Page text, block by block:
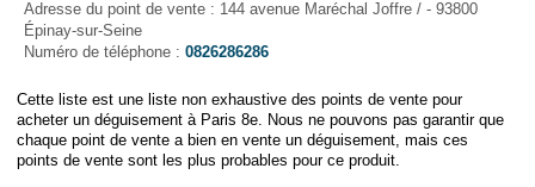
Adresse du point de vente : 144 avenue Maréchal Joffre / - 93800
Épinay-sur-Seine
Numéro de téléphone : 0826286286
Cette liste est une liste non exhaustive des points de vente pour
acheter un déguisement à Paris 8e. Nous ne pouvons pas garantir que
chaque point de vente a bien en vente un déguisement, mais ces
points de vente sont les plus probables pour ce produit.